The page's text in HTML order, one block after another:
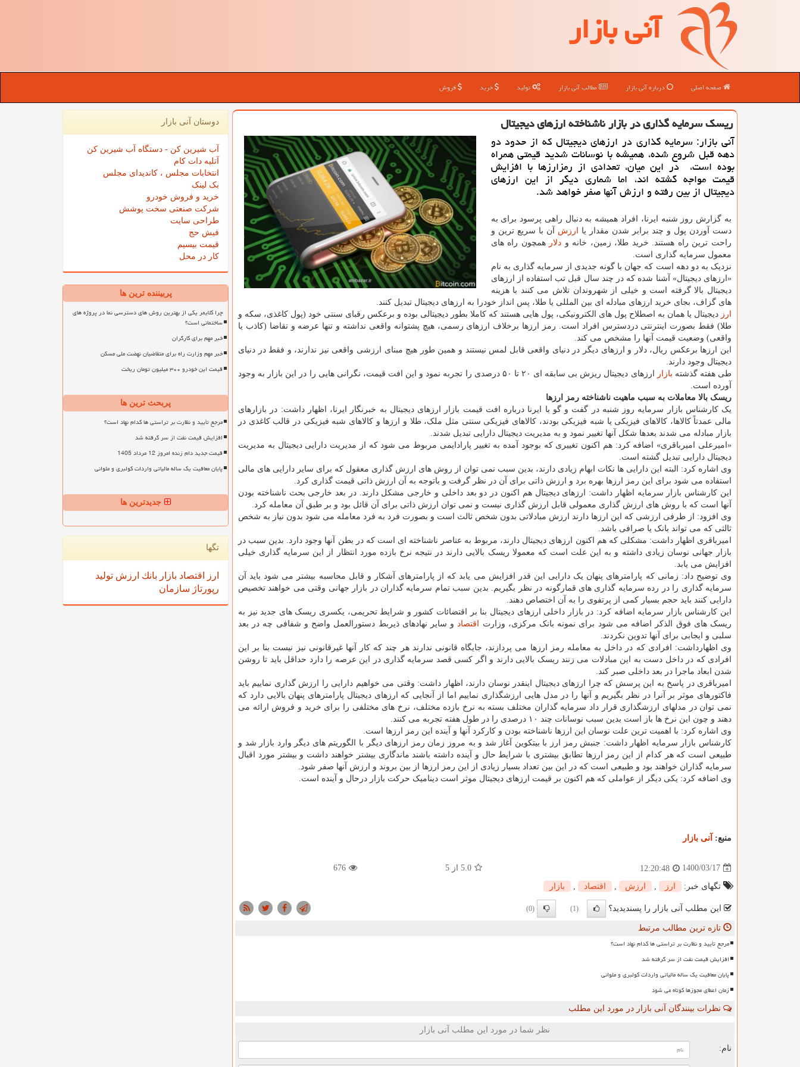
آنی بازار
صفحه اصلی درباره آنی بازار مطالب آنی بازار تولید خرید فروش
ریسك سرمایه گذاری در بازار ناشناخته ارزهای دیجیتال
آنی بازار: سرمایه گذاری در ارزهای دیجیتال که از حدود دو
دهه قبل شروع شده، همیشه با نوسانات شدید قیمتی همراه
بوده است، در این میان، تعدادی از رمزارزها با افزایش
قیمت مواجه گشته اند، اما شماری دیگر از این ارزهای
دیجیتال از بین رفته و ارزش آنها صفر خواهد شد.
به گزارش روز شنبه ایرنا، افراد همیشه به دنبال راهی پرسود برای به
دست آوردن پول و چند برابر شدن مقدار یا
ارزش آن با سریع ترین و
راحت ترین راه هستند. خرید طلا، زمین، خانه و دلار همچون راه های
معمول سرمایه گذاری است.
نزدیک به دو دهه است که جهان با گونه جدیدی از سرمایه گذاری به نام
«ارزهای دیجیتال» آشنا شده که در چند سال قبل تب استفاده از ارزهای
دیجیتال بالا گرفته است و خیلی از شهروندان تلاش می کنند با هزینه
های گزاف، بجای خرید ارزهای مبادله ای بین المللی یا طلا، پس انداز خودرا به ارزهای دیجیتال تبدیل کنند.
ارز دیجیتال یا همان به اصطلاح پول های الکترونیکی، پول هایی هستند که کاملا بطور دیجیتالی بوده و برعکس رقبای سنتی خود (پول کاغذی، سکه و
طلا) فقط بصورت اینترنتی دردسترس افراد است. رمز ارزها برخلاف ارزهای رسمی، هیچ پشتوانه واقعی نداشته و تنها عرضه و تقاضا (کاذب یا
واقعی) وضعیت قیمت آنها را مشخص می کند.
این ارزها برعکس ریال، دلار و ارزهای دیگر در دنیای واقعی قابل لمس نیستند و همین طور هیچ مبنای ارزشی واقعی نیز ندارند، و فقط در دنیای
دیجیتال وجود دارند.
طی هفته گذشته بازار
ارزهای دیجیتال ریزش بی سابقه ای ۲۰ تا ۵۰ درصدی را تجربه نمود و این افت قیمت، نگرانی هایی را در این بازار به وجود
آورده است.
ریسک بالا معاملات به سبب ماهیت ناشناخته رمز ارزها
یک کارشناس بازار سرمایه روز شنبه در گفت و گو با ایرنا درباره افت قیمت بازار ارزهای دیجیتال به خبرنگار ایرنا، اظهار داشت: در بازارهای
مالی عمدتاً کالاها، کالاهای فیزیکی یا شبه فیزیکی بودند، کالاهای فیزیکی سنتی مثل ملک، طلا و ارزها و کالاهای شبه فیزیکی در قالب کاغذی در
بازار مبادله می شدند بعدها شکل آنها تغییر نمود و به مدیریت دیجیتال دارایی تبدیل شدند.
«امیرعلی امیرباقری» اضافه کرد: هم اکنون تغییری که بوجود آمده به تغییر پارادایمی مربوط می شود که از مدیریت دارایی دیجیتال به مدیریت
دیجیتال دارایی تبدیل گشته است.
وی اشاره کرد: البته این دارایی ها نکات ابهام زیادی دارند، بدین سبب نمی توان از روش های ارزش گذاری معقول که برای سایر دارایی های مالی
استفاده می شود برای این رمز ارزها بهره برد و ارزش ذاتی برای آن در نظر گرفت و باتوجه به آن ارزش ذاتی قیمت گذاری کرد.
این کارشناس بازار سرمایه اظهار داشت: ارزهای دیجیتال هم اکنون در دو بعد داخلی و خارجی مشکل دارند. در بعد خارجی بحث ناشناخته بودن
آنها است که با روش های ارزش گذاری معمولی قابل ارزش گذاری نیست و نمی توان ارزش ذاتی برای آن قائل بود و بر طبق آن معامله کرد.
وی افزود: از طرفی ارزشی که این ارزها دارند ارزش مبادلاتی بدون شخص ثالث است و بصورت فرد به فرد معامله می شود بدون نیاز به شخص
ثالثی که می تواند بانک یا صرافی باشد.
امیرباقری اظهار داشت: مشکلی که هم اکنون ارزهای دیجیتال دارند، مربوط به عناصر ناشناخته ای است که در بطن آنها وجود دارد. بدین سبب در
بازار جهانی نوسان زیادی داشته و به این علت است که معمولا ریسک بالایی دارند در نتیجه نرخ بازده مورد انتظار از این سرمایه گذاری خیلی
افزایش می یابد.
وی توضیح داد: زمانی که پارامترهای پنهان یک دارایی این قدر افزایش می یابد که از پارامترهای آشکار و قابل محاسبه بیشتر می شود باید آن
سرمایه گذاری را در رده سرمایه گذاری های قمارگونه در نظر بگیریم. بدین سبب تمام سرمایه گذاران در بازار جهانی وقتی می خواهند تخصیص
دارایی کنند باید حجم بسیار کمی از پرتفوی را به آن اختصاص دهند.
این کارشناس بازار سرمایه اضافه کرد: در بازار داخلی ارزهای دیجیتال بنا بر اقتضائات کشور و شرایط تحریمی، یکسری ریسک های جدید نیز به
ریسک های فوق الذکر اضافه می شود برای نمونه بانک مرکزی، وزارت
اقتصادو سایر نهادهای ذیربط دستورالعمل واضح و شفافی چه در بعد
سلبی و ایجابی برای آنها تدوین نکردند.
وی اظهارداشت: افرادی که در داخل به معامله رمز ارزها می پردازند، جایگاه قانونی ندارند هر چند که کار آنها غیرقانونی نیز نیست بنا بر این
افرادی که در داخل دست به این مبادلات می زنند ریسک بالایی دارند و اگر کسی قصد سرمایه گذاری در این عرصه را دارد حداقل باید تا روشن
شدن ابعاد ماجرا در بعد داخلی صبر کند.
امیرباقری در پاسخ به این پرسش که چرا ارزهای دیجیتال اینقدر نوسان دارند، اظهار داشت: وقتی می خواهیم دارایی را ارزش گذاری نماییم باید
فاکتورهای موثر بر آنرا در نظر بگیریم و آنها را در مدل هایی ارزشگذاری نماییم اما از آنجایی که ارزهای دیجیتال پارامترهای پنهان بالایی دارد که
نمی توان در مدلهای ارزشگذاری قرار داد سرمایه گذاران مختلف بسته به نرخ بازده مختلف، نرخ های مختلفی را برای خرید و فروش ارائه می
دهند و چون این نرخ ها باز است بدین سبب نوسانات چند ۱۰ درصدی را در طول هفته تجربه می کنند.
وی اشاره کرد: با اهمیت ترین علت نوسان این ارزها ناشناخته بودن و کارکرد آنها و آینده این رمز ارزها است.
کارشناس بازار سرمایه اظهار داشت: جنبش رمز ارز با بیتکوین آغاز شد و به مروز زمان رمز ارزهای دیگر با الگوریتم های دیگر وارد بازار شد و
طبیعی است که هر کدام از این رمز ارزها تطابق بیشتری با شرایط حال و آینده داشته باشند ماندگاری بیشتر خواهند داشت و بیشتر مورد اقبال
سرمایه گذاران خواهند بود و طبیعی است که در این بین تعداد بسیار زیادی از این رمز ارزها از بین بروند و ارزش آنها صفر شود.
وی اضافه کرد: یکی دیگر از عواملی که هم اکنون بر قیمت ارزهای دیجیتال موثر است دینامیک حرکت بازار درحال و آینده است.
منبع: آنی بازار
1400/03/17
12:20:48
5.0 از 5 676
تگهای خبر: ارز ارزش اقتصاد بازار
این مطلب آنی بازار را پسندیدید؟ (1)
(0)
تازه ترین مطالب مرتبط
مرجع تأیید و نظارت بر تراستی ها کدام نهاد است؟
افزایش قیمت نفت از سر گرفته شد
پایان معافیت یک ساله مالیاتی واردات کولبری و ملوانی
زمان اعطای مجوزها کوتاه می شود
نظرات بینندگان آنی بازار در مورد این مطلب
نظر شما در مورد این مطلب آنی بازار
نام:
دوستان آنی بازار
آب شیرین کن - دستگاه آب شیرین کن
آتلیه دات کام
انتخابات مجلس ، کاندیدای مجلس
بک لینک
خرید و فروش خودرو
شرکت صنعتی سخت پوشش
طراحی سایت
فیش حج
قیمت بیسیم
کار در محل
پربیننده ترین ها
چرا کلایمر یکی از بهترین روش های دسترسی نما در پروژه های
ساختمانی است؟
خبر مهم برای کارگران
خبر مهم وزارت راه برای متقاضیان نهضت ملی مسکن
قیمت این خودرو ۳۰۰ میلیون تومان ریخت
پربحث ترین ها
مرجع تأیید و نظارت بر تراستی ها کدام نهاد است؟
افزایش قیمت نفت از سر گرفته شد
قیمت جدید دام زنده امروز 12 مرداد 1405
پایان معافیت یک ساله مالیاتی واردات کولبری و ملوانی
جدیدترین ها
تگها
ارز اقتصاد بازار بانك ارزش تولید
رپورتاژ سازمان